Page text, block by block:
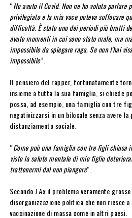
“Ho avuto il Covid. Non ne ho voluto parlare
privilegiato e la mia voce poteva soffocare
difficoltà. È stato uno dei periodi più brutti
avuto momenti in cui sono stato male, ma
impossibile da spiegare raga. Se non l’hai
impossibile“.
Il pensiero del rapper, fortunatamente
insieme a tutta la sua famiglia, si chiede
possa, ad esempio, una famiglia con tre
negativizzarsi in un bilocale senza avere
distanziamento sociale.
“Come può una famiglia con tre figli chiusa
visto la salute mentale di mio figlio
trattenermi dal non piangere“.
Secondo J Ax il problema veramente
disorganizzazione politica che non riesce
vaccinazione di massa come in altri paesi.